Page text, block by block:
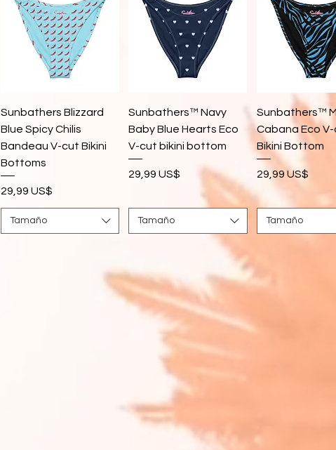
Vista rápida
Sunbathers Blizzard
Blue Spicy Chilis
Bandeau V-cut Bikini
Bottoms
Precio
29,99 US$
Tamaño
Vista rápida
Sunbathers™ Navy
Baby Blue Hearts Eco
V-cut bikini bottom
Precio
29,99 US$
Tamaño
Vista
Sunbathers™
Cabana Eco
Bikini Bottom
Precio
29,99 US$
Tamaño